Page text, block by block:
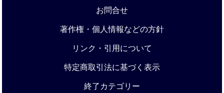
お問合せ
著作権・個人情報などの方針
リンク・引用について
特定商取引法に基づく表示
終了カテゴリー